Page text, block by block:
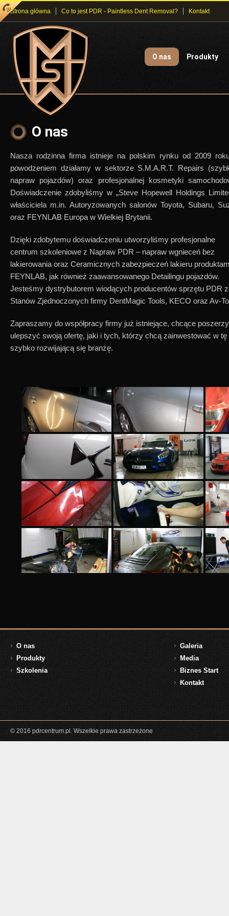
Strona główna Co to jest PDR - Paintless Dent Removal? Kontakt
O nas Produkty
O nas
Nasza rodzinna firma istnieje na polskim rynku od 2009
powodzeniem działamy w sektorze S.M.A.R.T. Repairs
napraw pojazdów) oraz profesjonalnej kosmetyki
Doświadczenie zdobyliśmy w „Steve Hopewell Holdings
właściciela m.in. Autoryzowanych salonów Toyota, Subaru,
oraz FEYNLAB Europa w Wielkiej Brytanii.
Dzięki zdobytemu doświadczeniu utworzyliśmy profesjonalne
centrum szkoleniowe z Napraw PDR – napraw wgnieceń bez
lakierowania oraz Ceramicznych zabezpieczeń lakieru
FEYNLAB, jak również zaawansowanego Detailingu pojazdów.
Jesteśmy dystrybutorem wiodących producentów sprzętu PDR
Stanów Zjednoczonych firmy DentMagic Tools, KECO oraz Av-
Zapraszamy do współpracy firmy już istniejące, chcące
ulepszyć swoją ofertę, jaki i tych, którzy chcą zainwestować w tę
szybko rozwijającą się branżę.
O nas
Produkty
Szkolenia
Galeria
Media
Biznes Start
Kontakt
© 2016 pdrcentrum.pl. Wszelkie prawa zastrzeżone